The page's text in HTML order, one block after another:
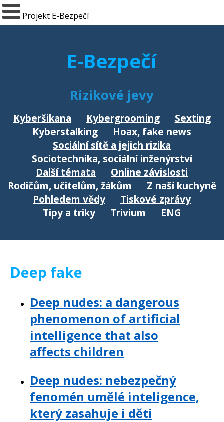
Projekt E-Bezpečí
E-Bezpečí
Rizikové jevy
Kyberšikana Kybergrooming
Sexting
Kyberstalking
Hoax, fake news
Sociální sítě a jejich rizika
Sociotechnika, sociální inženýrství
Další témata
Online závislosti
Rodičům, učitelům, žákům
Z naší kuchyně
Pohledem vědy
Tiskové zprávy
Tipy a triky
Trivium ENG
Deep fake
Deep nudes: a dangerous
phenomenon of artificial
intelligence that also
affects children
Deep nudes: nebezpečný
fenomén umělé inteligence,
který zasahuje i děti